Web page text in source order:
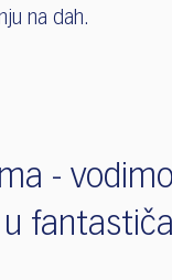
na dah.
-
u